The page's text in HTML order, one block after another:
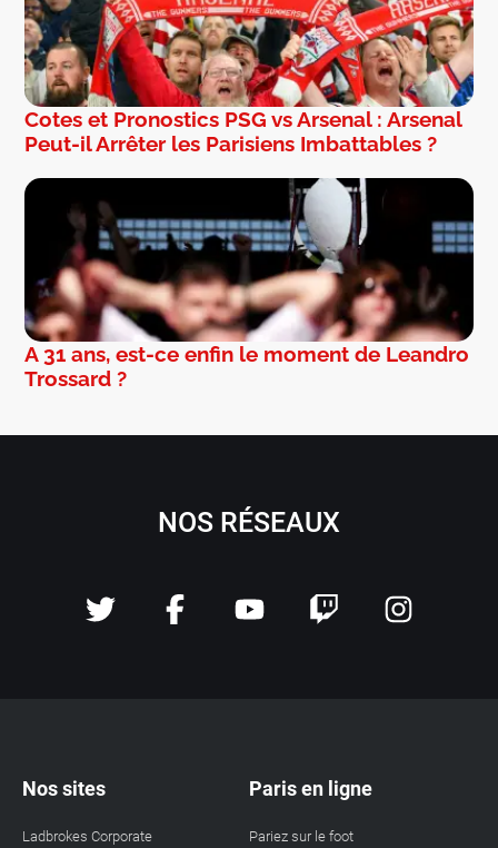
Cotes et Pronostics PSG vs Arsenal : Arsenal
Peut-il Arrêter les Parisiens Imbattables ?
A 31 ans, est-ce enfin le moment de Leandro
Trossard ?
NOS RÉSEAUX
Nos sites
Ladbrokes Corporate
Paris en ligne
Pariez sur le foot